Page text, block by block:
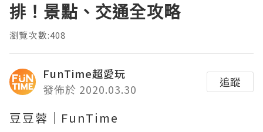
排！景點、交通全攻略
瀏覽次數:408
FunTime超愛玩
發佈於 2020.03.30
追蹤
豆豆蓉│FunTime